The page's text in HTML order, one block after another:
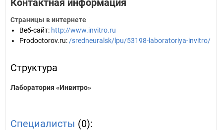
Контактная информация
Страницы в интернете
Веб-сайт: http://www.invitro.ru
Prodoctorov.ru: /sredneuralsk/lpu/53198-laboratoriya-invitro/
Структура
Лаборатория «Инвитро»
Специалисты (0):